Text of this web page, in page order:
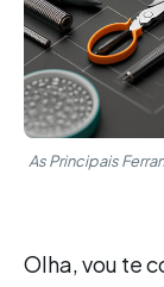
As Principais
Olha, vou te